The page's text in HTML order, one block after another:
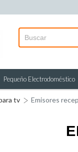
Pequeño Electrodoméstico
tv Emisores